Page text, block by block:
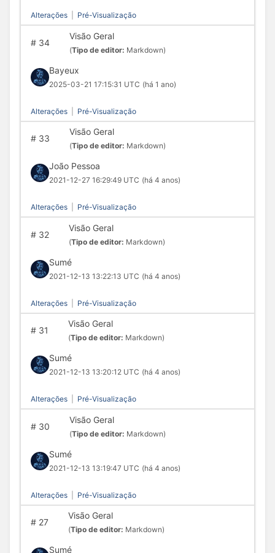
Alterações Pré-Visualização
#34
Visão Geral
(Tipo de editor: Markdown)
Bayeux
2025-03-21 17:15:31 UTC (há 1 ano)
Alterações Pré-Visualização
#33
Visão Geral
(Tipo de editor: Markdown)
João Pessoa
2021-12-27 16:29:49 UTC (há 4 anos)
Alterações Pré-Visualização
#32
Visão Geral
(Tipo de editor: Markdown)
Sumé
2021-12-13 13:22:13 UTC (há 4 anos)
Alterações Pré-Visualização
#31
Visão Geral
(Tipo de editor: Markdown)
Sumé
2021-12-13 13:20:12 UTC (há 4 anos)
Alterações Pré-Visualização
#30
Visão Geral
(Tipo de editor: Markdown)
Sumé
2021-12-13 13:19:47 UTC (há 4 anos)
Alterações Pré-Visualização
#27
Visão Geral
(Tipo de editor: Markdown)
Sumé